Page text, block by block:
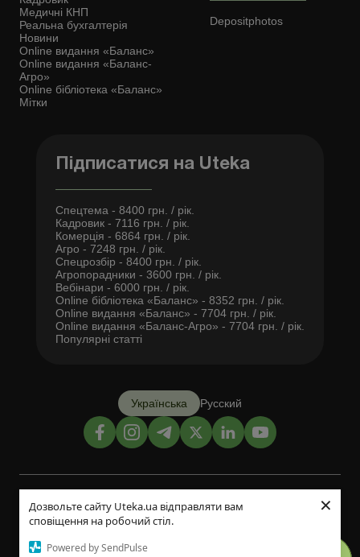
Дозвольте сайту Uteka.ua відправляти вам
сповіщення на робочий стіл.
Powered by SendPulse
×
Медичні КНП
Реальна бухгалтерія
Новини
Online видання «Баланс»
Online видання «Баланс-
Агро»
Online бібліотека «Баланс»
Мітки
Depositphotos
Підписатися на Uteka
Спецтема - 8400 грн. / рік.
Кадровик - 7116 грн. / рік.
Комерція - 6864 грн. / рік.
Агро - 7248 грн. / рік.
Спецрозбір - 8400 грн. / рік.
Агропорадники - 3600 грн. / рік.
Вебінари - 6000 грн. / рік.
Online бібліотека «Баланс» - 8352 грн. / рік.
Online видання «Баланс» - 7704 грн. / рік.
Online видання «Баланс-Агро» - 7704 грн. / рік.
Популярні статті
Українська Русский
Дизайн і розробка: